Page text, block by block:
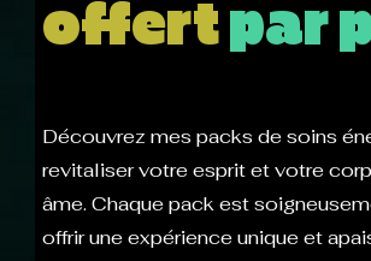
offert par
Découvrez mes packs de soins
revitaliser votre esprit et votre
âme. Chaque pack est
offrir une expérience unique et